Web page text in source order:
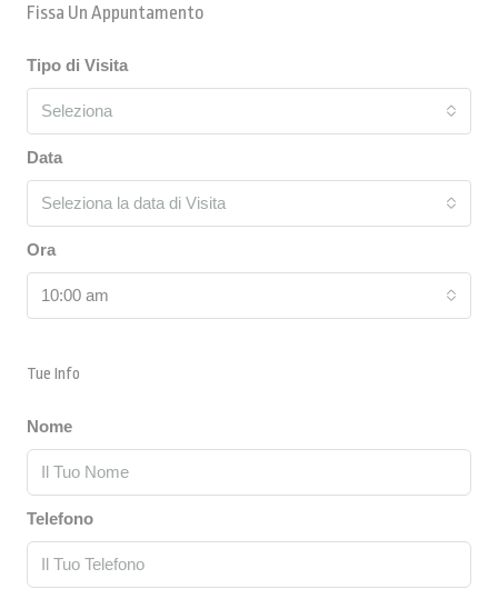
Fissa Un Appuntamento
Tipo di Visita
Seleziona
Data
Seleziona la data di Visita
Ora
10:00 am
Tue Info
Nome
Telefono